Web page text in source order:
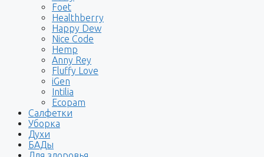
Foet
Healthberry
Happy Dew
Nice Code
Hemp
Anny Rey
Fluffy Love
iGen
Intilia
Ecopam
Салфетки
Уборка
Духи
БАДы